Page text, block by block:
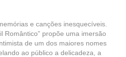
e canções inesquecíveis.
Romântico” propõe uma imersão
de um dos maiores nomes
ao público a delicadeza, a